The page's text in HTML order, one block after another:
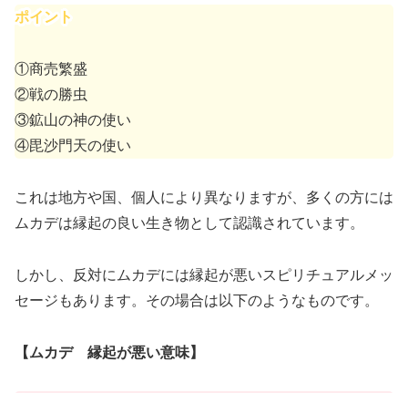
ポイント
①商売繁盛
②戦の勝虫
③鉱山の神の使い
④毘沙門天の使い
これは地方や国、個人により異なりますが、多くの方には
ムカデは縁起の良い生き物として認識されています。
しかし、反対にムカデには縁起が悪いスピリチュアルメッ
セージもあります。その場合は以下のようなものです。
【ムカデ 縁起が悪い意味】